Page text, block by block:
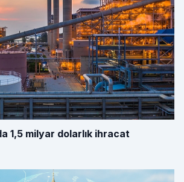
1,5 milyar dolarlık ihracat